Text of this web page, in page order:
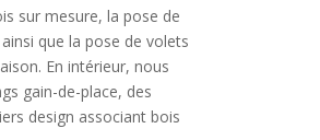
sur mesure, la pose de
que la pose de volets
En intérieur, nous
gain-de-place, des
design associant bois